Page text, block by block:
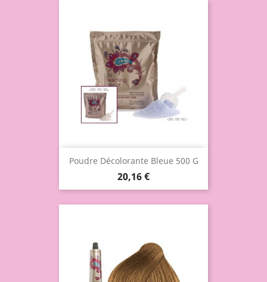
Poudre Décolorante Bleue 500 G
20,16 €